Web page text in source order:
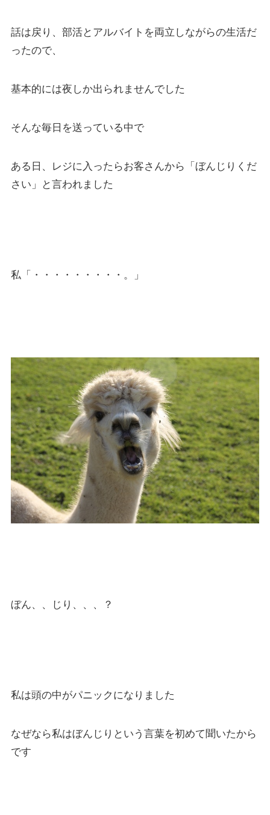
話は戻り、部活とアルバイトを両立しながらの生活だ
ったので、
基本的には夜しか出られませんでした
そんな毎日を送っている中で
ある日、レジに入ったらお客さんから「ぼんじりくだ
さい」と言われました
私「・・・・・・・・・。」
ぼん、、じり、、、？
私は頭の中がパニックになりました
なぜなら私はぼんじりという言葉を初めて聞いたから
です